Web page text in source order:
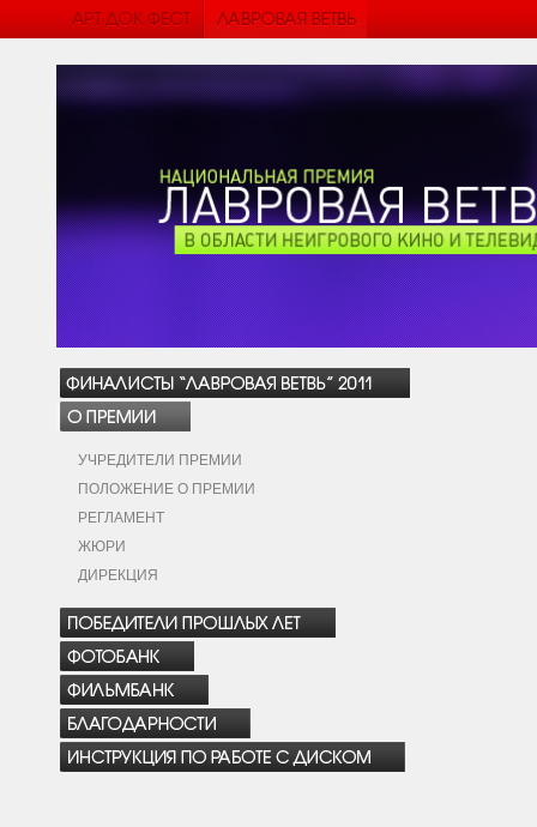
УЧРЕДИТЕЛИ ПРЕМИИ
ПОЛОЖЕНИЕ О ПРЕМИИ
РЕГЛАМЕНТ
ЖЮРИ
ДИРЕКЦИЯ